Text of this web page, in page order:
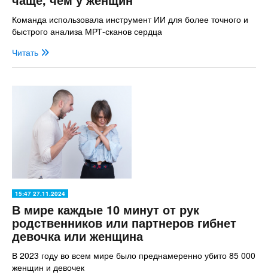
Команда использовала инструмент ИИ для более точного и
быстрого анализа МРТ-сканов сердца
Читать
15:47 27.11.2024
В мире каждые 10 минут от рук
родственников или партнеров гибнет
девочка или женщина
В 2023 году во всем мире было преднамеренно убито 85 000
женщин и девочек